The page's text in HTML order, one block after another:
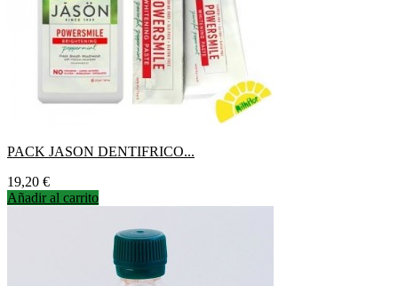
PACK JASON DENTIFRICO...
Precio
19,20 €
Añadir al carrito